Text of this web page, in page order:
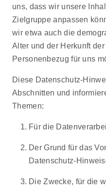
uns, dass wir unsere
Zielgruppe anpassen
wir etwa auch die
Alter und der Herkunft
Personenbezug für uns
Diese Datenschutz-
Abschnitten und
Themen:
Für die
Der Grund für das
Datenschutz-
Die Zwecke, für die